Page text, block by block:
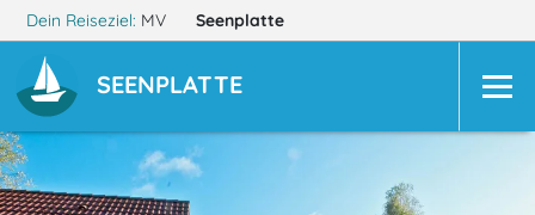
Dein Reiseziel: MV Seenplatte
SEENPLATTE